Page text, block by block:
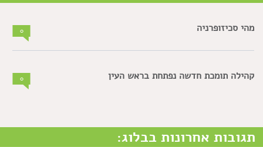
מהי סכיזופרניה
קהילה תומכת חדשה נפתחת בראש העין
תגובות אחרונות בבלוג: